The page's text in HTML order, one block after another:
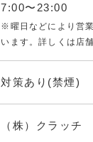
7:00〜23:00
※曜日などにより営
います。詳しくは店
対策あり(禁煙)
（株）クラッチ